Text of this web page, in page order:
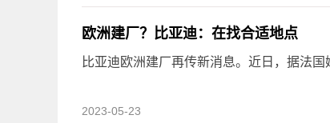
欧洲建厂？比亚迪：在找合适地点
比亚迪欧洲建厂再传新消息。近日，据法
2023-05-23